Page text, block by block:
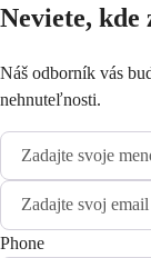
Neviete, kde
Náš odborník vás
nehnuteľnosti.
Phone